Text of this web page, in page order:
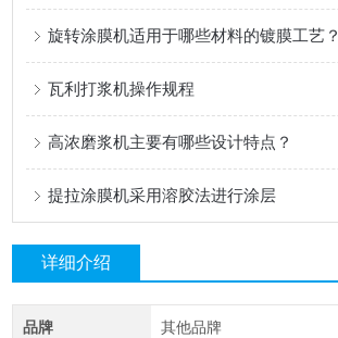
旋转涂膜机适用于哪些材料的镀膜工艺？
瓦利打浆机操作规程
高浓磨浆机主要有哪些设计特点？
提拉涂膜机采用溶胶法进行涂层
详细介绍
品牌 其他品牌